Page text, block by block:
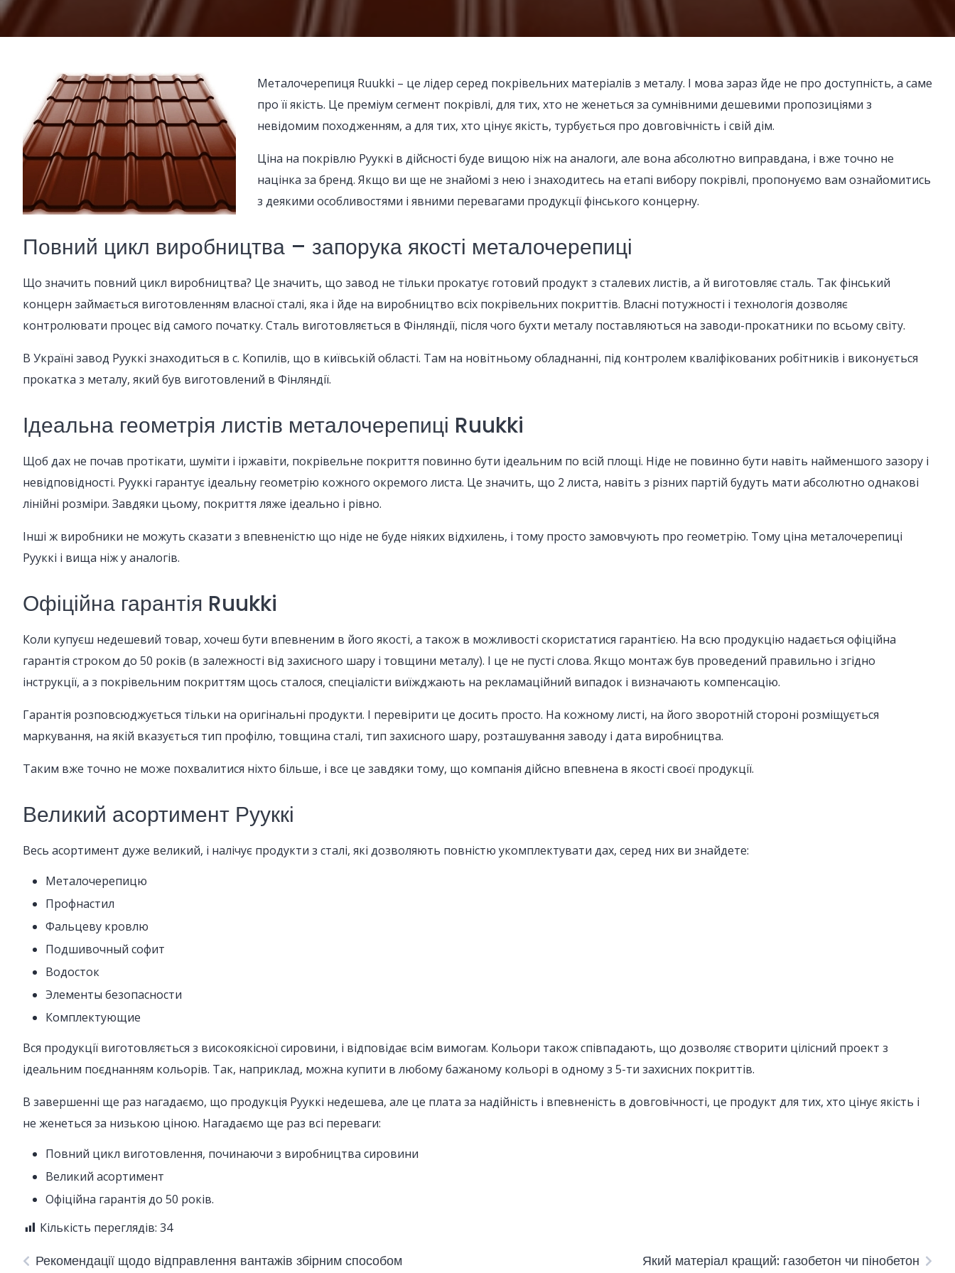
Металочерепиця Ruukki – це лідер серед покрівельних матеріалів з металу. І мова зараз йде не про доступність, а саме
про її якість. Це преміум сегмент покрівлі, для тих, хто не женеться за сумнівними дешевими пропозиціями з
невідомим походженням, а для тих, хто цінує якість, турбується про довговічність і свій дім.
Ціна на покрівлю Рууккі в дійсності буде вищою ніж на аналоги, але вона абсолютно виправдана, і вже точно не
націнка за бренд. Якщо ви ще не знайомі з нею і знаходитесь на етапі вибору покрівлі, пропонуємо вам ознайомитись
з деякими особливостями і явними перевагами продукції фінського концерну.
Повний цикл виробництва – запорука якості металочерепиці
Що значить повний цикл виробництва? Це значить, що завод не тільки прокатує готовий продукт з сталевих листів, а й виготовляє сталь. Так фінський
концерн займається виготовленням власної сталі, яка і йде на виробництво всіх покрівельних покриттів. Власні потужності і технологія дозволяє
контролювати процес від самого початку. Сталь виготовляється в Фінляндії, після чого бухти металу поставляються на заводи-прокатники по всьому світу.
В Україні завод Рууккі знаходиться в с. Копилів, що в київській області. Там на новітньому обладнанні, під контролем кваліфікованих робітників і виконується
прокатка з металу, який був виготовлений в Фінляндії.
Ідеальна геометрія листів металочерепиці Ruukki
Щоб дах не почав протікати, шуміти і іржавіти, покрівельне покриття повинно бути ідеальним по всій площі. Ніде не повинно бути навіть найменшого зазору і
невідповідності. Рууккі гарантує ідеальну геометрію кожного окремого листа. Це значить, що 2 листа, навіть з різних партій будуть мати абсолютно однакові
лінійні розміри. Завдяки цьому, покриття ляже ідеально і рівно.
Інші ж виробники не можуть сказати з впевненістю що ніде не буде ніяких відхилень, і тому просто замовчують про геометрію. Тому ціна металочерепиці
Рууккі і вища ніж у аналогів.
Офіційна гарантія Ruukki
Коли купуєш недешевий товар, хочеш бути впевненим в його якості, а також в можливості скористатися гарантією. На всю продукцію надається офіційна
гарантія строком до 50 років (в залежності від захисного шару і товщини металу). І це не пусті слова. Якщо монтаж був проведений правильно і згідно
інструкції, а з покрівельним покриттям щось сталося, спеціалісти виїжджають на рекламаційний випадок і визначають компенсацію.
Гарантія розповсюджується тільки на оригінальні продукти. І перевірити це досить просто. На кожному листі, на його зворотній стороні розміщується
маркування, на якій вказується тип профілю, товщина сталі, тип захисного шару, розташування заводу і дата виробництва.
Таким вже точно не може похвалитися ніхто більше, і все це завдяки тому, що компанія дійсно впевнена в якості своєї продукції.
Великий асортимент Рууккі
Весь асортимент дуже великий, і налічує продукти з сталі, які дозволяють повністю укомплектувати дах, серед них ви знайдете:
Металочерепицю
Профнастил
Фальцеву кровлю
Подшивочный софит
Водосток
Элементы безопасности
Комплектующие
Вся продукції виготовляється з високоякісної сировини, і відповідає всім вимогам. Кольори також співпадають, що дозволяє створити цілісний проект з
ідеальним поєднанням кольорів. Так, наприклад, можна купити в любому бажаному кольорі в одному з 5-ти захисних покриттів.
В завершенні ще раз нагадаємо, що продукція Рууккі недешева, але це плата за надійність і впевненість в довговічності, це продукт для тих, хто цінує якість і
не женеться за низькою ціною. Нагадаємо ще раз всі переваги:
Повний цикл виготовлення, починаючи з виробництва сировини
Великий асортимент
Офіційна гарантія до 50 років.
Кількість переглядів: 34
Рекомендації щодо відправлення вантажів збірним способом Який матеріал кращий: газобетон чи пінобетон